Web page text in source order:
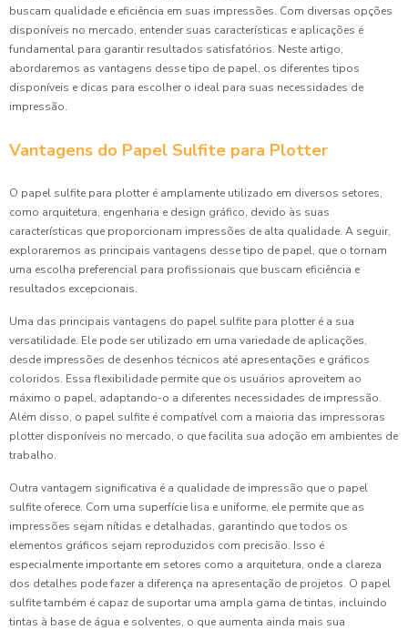
buscam qualidade e eficiência em suas impressões. Com diversas opções
disponíveis no mercado, entender suas características e aplicações é
fundamental para garantir resultados satisfatórios. Neste artigo,
abordaremos as vantagens desse tipo de papel, os diferentes tipos
disponíveis e dicas para escolher o ideal para suas necessidades de
impressão.
Vantagens do Papel Sulfite para Plotter
O papel sulfite para plotter é amplamente utilizado em diversos setores,
como arquitetura, engenharia e design gráfico, devido às suas
características que proporcionam impressões de alta qualidade. A seguir,
exploraremos as principais vantagens desse tipo de papel, que o tornam
uma escolha preferencial para profissionais que buscam eficiência e
resultados excepcionais.
Uma das principais vantagens do papel sulfite para plotter é a sua
versatilidade. Ele pode ser utilizado em uma variedade de aplicações,
desde impressões de desenhos técnicos até apresentações e gráficos
coloridos. Essa flexibilidade permite que os usuários aproveitem ao
máximo o papel, adaptando-o a diferentes necessidades de impressão.
Além disso, o papel sulfite é compatível com a maioria das impressoras
plotter disponíveis no mercado, o que facilita sua adoção em ambientes de
trabalho.
Outra vantagem significativa é a qualidade de impressão que o papel
sulfite oferece. Com uma superfície lisa e uniforme, ele permite que as
impressões sejam nítidas e detalhadas, garantindo que todos os
elementos gráficos sejam reproduzidos com precisão. Isso é
especialmente importante em setores como a arquitetura, onde a clareza
dos detalhes pode fazer a diferença na apresentação de projetos. O papel
sulfite também é capaz de suportar uma ampla gama de tintas, incluindo
tintas à base de água e solventes, o que aumenta ainda mais sua